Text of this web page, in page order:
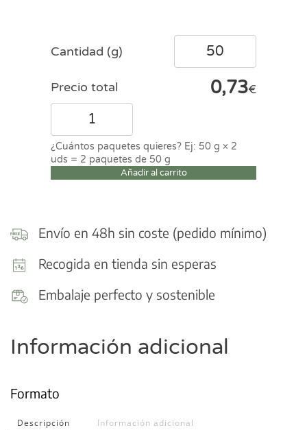
Cantidad (g)
Precio total 0,73€
negra
cantidad
Añadir al carrito
Envío en 48h sin coste (pedido mínimo)
Recogida en tienda sin esperas
Embalaje perfecto y sostenible
Información adicional
Formato
Descripción
Información adicional